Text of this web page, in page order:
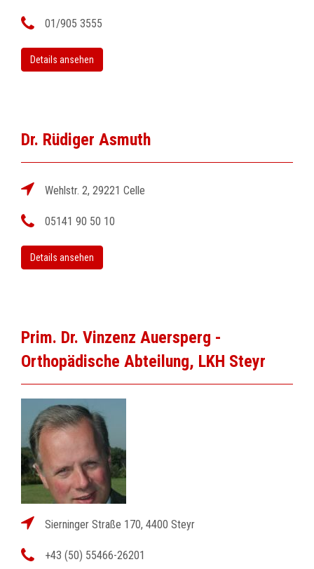
01/905 3555
Details ansehen
Dr. Rüdiger Asmuth
Wehlstr. 2, 29221 Celle
05141 90 50 10
Details ansehen
Prim. Dr. Vinzenz Auersperg -
Orthopädische Abteilung, LKH Steyr
Sierninger Straße 170, 4400 Steyr
+43 (50) 55466-26201